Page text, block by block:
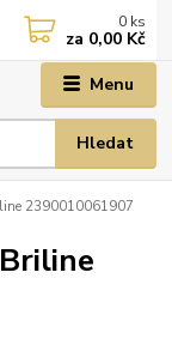
Menu
Hledat
0 ks
za 0,00 Kč
2390010061907